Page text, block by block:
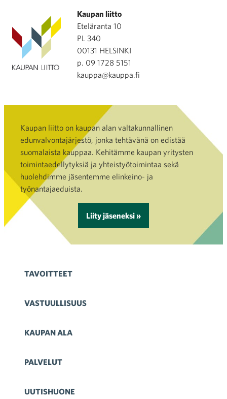
Kaupan liitto
Eteläranta 10
PL 340
00131 HELSINKI
p. 09 1728 5151
kauppa@kauppa.fi
Kaupan liitto on kaupan alan valtakunnallinen
edunvalvontajärjestö, jonka tehtävänä on edistää
suomalaista kauppaa. Kehitämme kaupan yritysten
toimintaedellytyksiä ja yhteistyötoimintaa sekä
huolehdimme jäsentemme elinkeino- ja
työnantajaeduista.
Liity jäseneksi »
TAVOITTEET
VASTUULLISUUS
KAUPAN ALA
PALVELUT
UUTISHUONE